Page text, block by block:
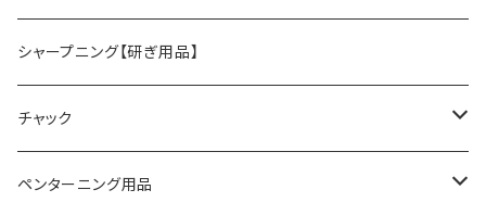
HSSツール
ACUTUS
NaCT
替刃式ツール
リングツール
シャープニング【研ぎ用品】
チャック
4爪スクロールチャック
ペンターニング用品